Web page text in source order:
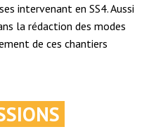
intervenant en SS4. Aussi
la rédaction des modes
de ces chantiers